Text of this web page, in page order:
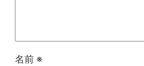
名前 ※